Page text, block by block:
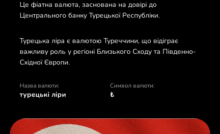
Це фіатна валюта, заснована на довірі до
Центрального банку Турецької Республіки.
Турецька ліра є валютою Туреччини, що відіграє
важливу роль у регіоні Близького Сходу та Південно-
Східної Європи.
Назва валюти:
турецькі ліри
Символ валюти:
₺